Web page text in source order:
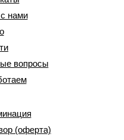
нами
вопросы
(оферта)